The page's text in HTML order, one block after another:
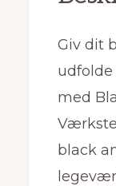
Giv dit
med
black